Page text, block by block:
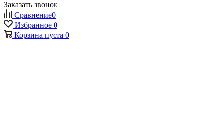
Заказать звонок
Сравнение0
Избранное 0
Корзина пуста 0